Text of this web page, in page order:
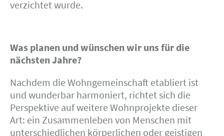
verzichtet wurde.
Was planen und wünschen wir uns für die
nächsten Jahre?
Nachdem die Wohngemeinschaft etabliert ist
und wunderbar harmoniert, richtet sich die
Perspektive auf weitere Wohnprojekte dieser
Art: ein Zusammenleben von Menschen mit
unterschiedlichen körperlichen oder geistigen